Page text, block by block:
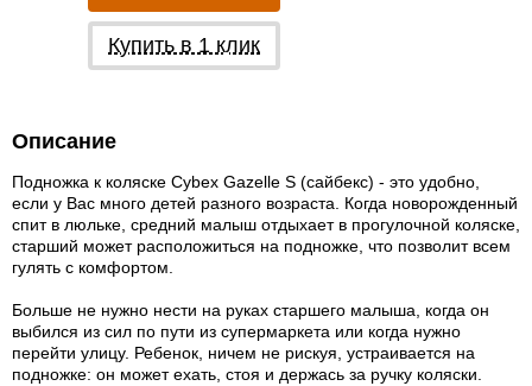
Купить в 1 клик
Описание
Подножка к коляске Cybex Gazelle S (сайбекс) - это удобно,
если у Вас много детей разного возраста. Когда новорожденный
спит в люльке, средний малыш отдыхает в прогулочной коляске,
старший может расположиться на подножке, что позволит всем
гулять с комфортом.
Больше не нужно нести на руках старшего малыша, когда он
выбился из сил по пути из супермаркета или когда нужно
перейти улицу. Ребенок, ничем не рискуя, устраивается на
подножке: он может ехать, стоя и держась за ручку коляски.